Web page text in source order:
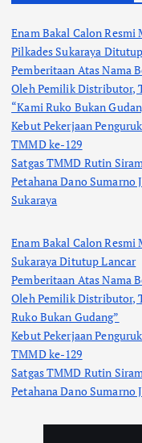
Enam Bakal Calon
Pilkades Sukaraya
Pemberitaan Atas Nama
Oleh Pemilik Distributor,
“Kami Ruko Bukan
Kebut Pekerjaan
TMMD ke-129
Satgas TMMD Rutin
Petahana Dano Sumarno
Sukaraya
Enam Bakal Calon
Sukaraya Ditutup Lancar
Pemberitaan Atas Nama
Oleh Pemilik Distributor,
Ruko Bukan Gudang”
Kebut Pekerjaan
TMMD ke-129
Satgas TMMD Rutin
Petahana Dano Sumarno